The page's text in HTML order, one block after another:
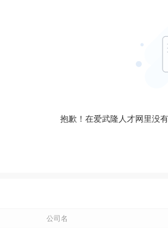
抱歉！在爱武隆人才网里没
公司名